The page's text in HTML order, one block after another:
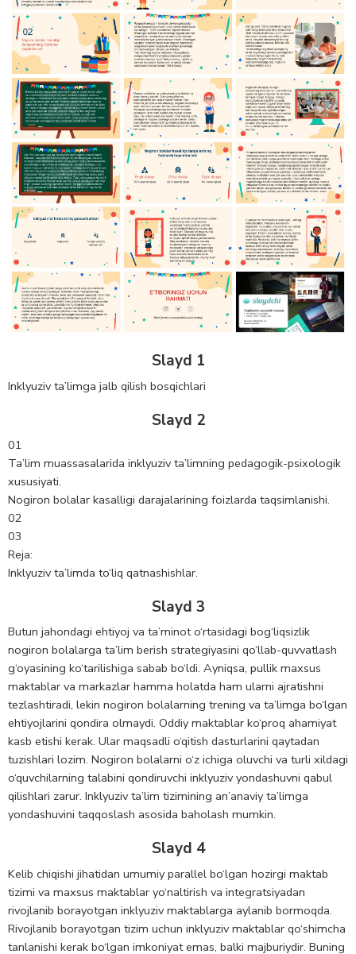
Slayd 1
Inklyuziv ta’limga jalb qilish bosqichlari
Slayd 2
01
Ta’lim muassasalarida inklyuziv ta’limning pedagogik-psixologik
xususiyati.
Nogiron bolalar kasalligi darajalarining foizlarda taqsimlanishi.
02
03
Reja:
Inklyuziv ta’limda to‘liq qatnashishlar.
Slayd 3
Butun jahondagi ehtiyoj va ta’minot o‘rtasidagi bog‘liqsizlik
nogiron bolalarga ta’lim berish strategiyasini qo‘llab-quvvatlash
g‘oyasining ko‘tarilishiga sabab bo‘ldi. Ayniqsa, pullik maxsus
maktablar va markazlar hamma holatda ham ularni ajratishni
tezlashtiradi, lekin nogiron bolalarning trening va ta’limga bo‘lgan
ehtiyojlarini qondira olmaydi. Oddiy maktablar ko‘proq ahamiyat
kasb etishi kerak. Ular maqsadli o‘qitish dasturlarini qaytadan
tuzishlari lozim. Nogiron bolalarni o‘z ichiga oluvchi va turli xildagi
o‘quvchilarning talabini qondiruvchi inklyuziv yondashuvni qabul
qilishlari zarur. Inklyuziv ta’lim tizimining an’anaviy ta’limga
yondashuvini taqqoslash asosida baholash mumkin.
Slayd 4
Kelib chiqishi jihatidan umumiy parallel bo‘lgan hozirgi maktab
tizimi va maxsus maktablar yo‘naltirish va integratsiyadan
rivojlanib borayotgan inklyuziv maktablarga aylanib bormoqda.
Rivojlanib borayotgan tizim uchun inklyuziv maktablar qo‘shimcha
tanlanishi kerak bo‘lgan imkoniyat emas, balki majburiydir. Buning